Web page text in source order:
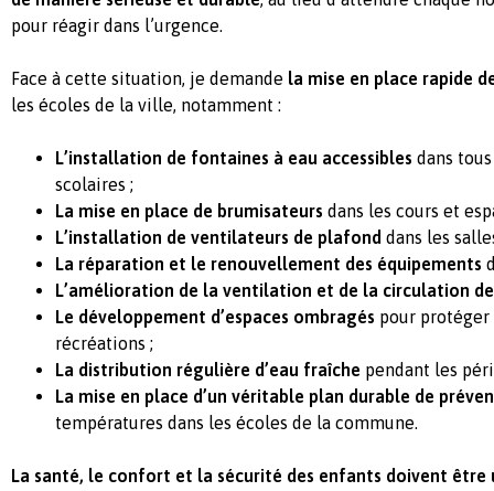
pour réagir dans l’urgence.
Face à cette situation, je demande la mise en place rapide
les écoles de la ville, notamment :
L’installation de fontaines à eau accessibles dans
scolaires ;
La mise en place de brumisateurs dans les cours et
L’installation de ventilateurs de plafond dans les
La réparation et le renouvellement des équipements
L’amélioration de la ventilation et de la circulation de
Le développement d’espaces ombragés pour protéger
récréations ;
La distribution régulière d’eau fraîche pendant les
La mise en place d’un véritable plan durable de
températures dans les écoles de la commune.
La santé, le confort et la sécurité des enfants doivent être